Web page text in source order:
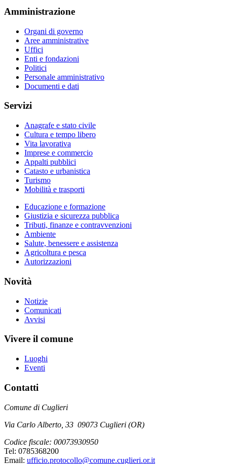
Amministrazione
Organi di governo
Aree amministrative
Uffici
Enti e fondazioni
Politici
Personale amministrativo
Documenti e dati
Servizi
Anagrafe e stato civile
Cultura e tempo libero
Vita lavorativa
Imprese e commercio
Appalti pubblici
Catasto e urbanistica
Turismo
Mobilità e trasporti
Educazione e formazione
Giustizia e sicurezza pubblica
Tributi, finanze e contravvenzioni
Ambiente
Salute, benessere e assistenza
Agricoltura e pesca
Autorizzazioni
Novità
Notizie
Comunicati
Avvisi
Vivere il comune
Luoghi
Eventi
Contatti
Comune di Cuglieri
Via Carlo Alberto, 33 09073 Cuglieri (OR)
Codice fiscale: 00073930950
Tel: 0785368200
Email: ufficio.protocollo@comune.cuglieri.or.it